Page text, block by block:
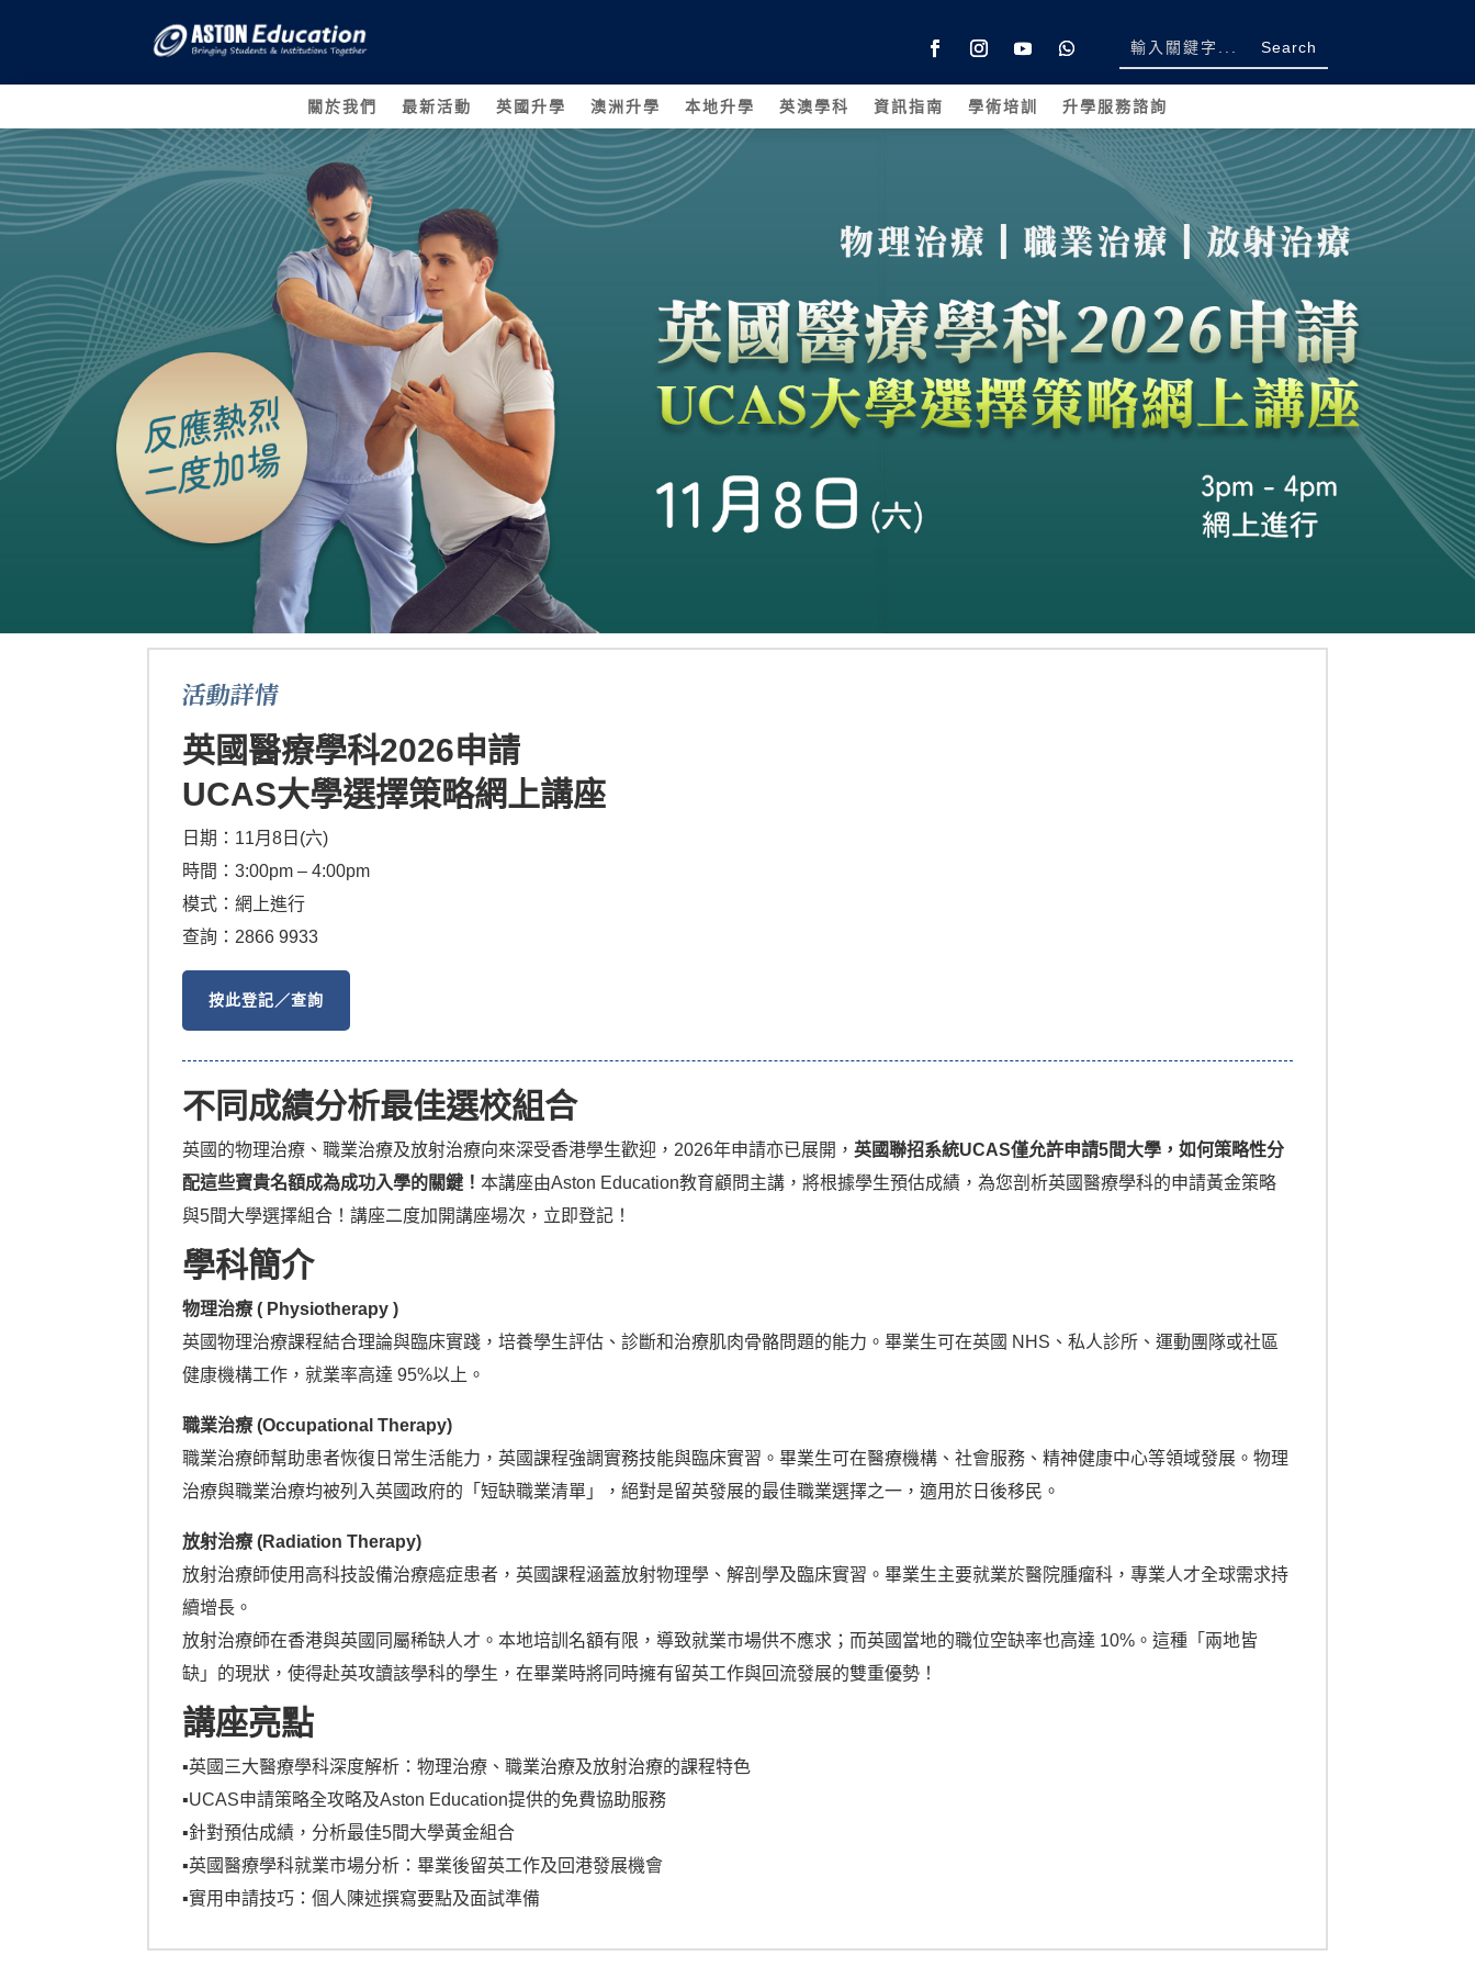
關於我們 最新活動 英國升學 澳洲升學 本地升學 英澳學科 資訊指南 學術培訓 升學服務諮詢
活動詳情
英國醫療學科2026申請
UCAS大學選擇策略網上講座
日期：11月8日(六)
時間：3:00pm – 4:00pm
模式：網上進行
查詢：2866 9933
按此登記／查詢
不同成績分析最佳選校組合
英國的物理治療、職業治療及放射治療向來深受香港學生歡迎，2026年申請亦已展開，英國聯招系統UCAS僅允許申請5間大學，如何策略性分
配這些寶貴名額成為成功入學的關鍵！本講座由Aston Education教育顧問主講，將根據學生預估成績，為您剖析英國醫療學科的申請黃金策略
與5間大學選擇組合！講座二度加開講座場次，立即登記！
學科簡介
物理治療 ( Physiotherapy )
英國物理治療課程結合理論與臨床實踐，培養學生評估、診斷和治療肌肉骨骼問題的能力。畢業生可在英國 NHS、私人診所、運動團隊或社區
健康機構工作，就業率高達 95%以上。
職業治療 (Occupational Therapy)
職業治療師幫助患者恢復日常生活能力，英國課程強調實務技能與臨床實習。畢業生可在醫療機構、社會服務、精神健康中心等領域發展。物理
治療與職業治療均被列入英國政府的「短缺職業清單」，絕對是留英發展的最佳職業選擇之一，適用於日後移民。
放射治療 (Radiation Therapy)
放射治療師使用高科技設備治療癌症患者，英國課程涵蓋放射物理學、解剖學及臨床實習。畢業生主要就業於醫院腫瘤科，專業人才全球需求持
續增長。
放射治療師在香港與英國同屬稀缺人才。本地培訓名額有限，導致就業市場供不應求；而英國當地的職位空缺率也高達 10%。這種「兩地皆
缺」的現狀，使得赴英攻讀該學科的學生，在畢業時將同時擁有留英工作與回流發展的雙重優勢！
講座亮點
▪︎英國三大醫療學科深度解析：物理治療、職業治療及放射治療的課程特色
▪︎UCAS申請策略全攻略及Aston Education提供的免費協助服務
▪︎針對預估成績，分析最佳5間大學黃金組合
▪︎英國醫療學科就業市場分析：畢業後留英工作及回港發展機會
▪︎實用申請技巧：個人陳述撰寫要點及面試準備